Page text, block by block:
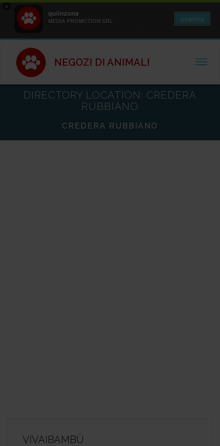
×
quiinzona
MEDIA PROMOTION SRL scarica
NEGOZI DI ANIMALI
DIRECTORY LOCATION: CREDERA
RUBBIANO
CREDERA RUBBIANO
VIVAIBAMBÙ